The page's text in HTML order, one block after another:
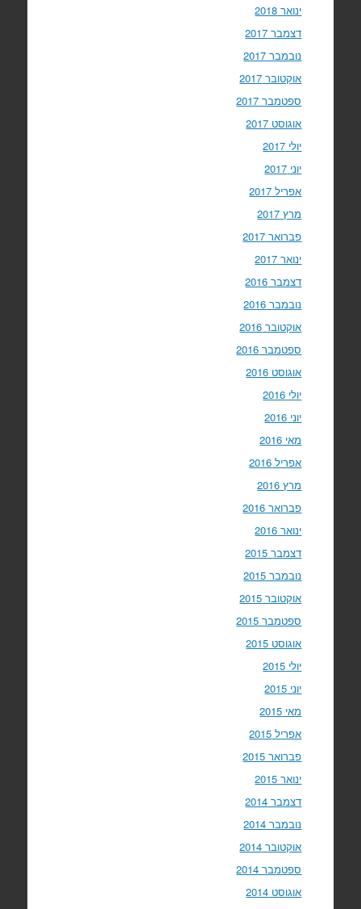
ינואר 2018
דצמבר 2017
נובמבר 2017
אוקטובר 2017
ספטמבר 2017
אוגוסט 2017
יולי 2017
יוני 2017
אפריל 2017
מרץ 2017
פברואר 2017
ינואר 2017
דצמבר 2016
נובמבר 2016
אוקטובר 2016
ספטמבר 2016
אוגוסט 2016
יולי 2016
יוני 2016
מאי 2016
אפריל 2016
מרץ 2016
פברואר 2016
ינואר 2016
דצמבר 2015
נובמבר 2015
אוקטובר 2015
ספטמבר 2015
אוגוסט 2015
יולי 2015
יוני 2015
מאי 2015
אפריל 2015
פברואר 2015
ינואר 2015
דצמבר 2014
נובמבר 2014
אוקטובר 2014
ספטמבר 2014
אוגוסט 2014